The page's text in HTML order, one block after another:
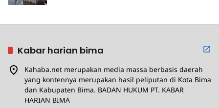
Kabar harian bima
Kahaba.net merupakan media massa berbasis daerah
yang kontennya merupakan hasil peliputan di Kota Bima
dan Kabupaten Bima. BADAN HUKUM PT. KABAR
HARIAN BIMA